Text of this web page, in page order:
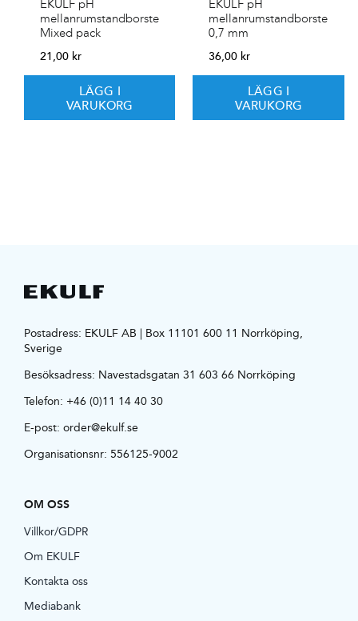
EKULF pH
mellanrumstandborste
Mixed pack
21,00 kr
LÄGG I
VARUKORG
EKULF pH
mellanrumstandborste
0,7 mm
36,00 kr
LÄGG I
VARUKORG
Postadress: EKULF AB | Box 11101 600 11 Norrköping,
Sverige
Besöksadress: Navestadsgatan 31 603 66 Norrköping
Telefon: +46 (0)11 14 40 30
E-post: order@ekulf.se
Organisationsnr: 556125-9002
OM OSS
Villkor/GDPR
Om EKULF
Kontakta oss
Mediabank